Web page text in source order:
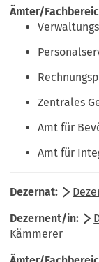
Zentrales
Amt für
Amt für
Kämmerer